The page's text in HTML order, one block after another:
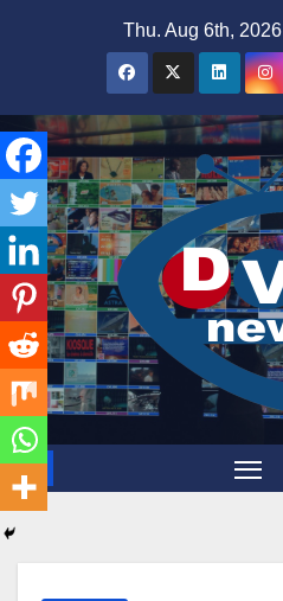
Thu. Aug 6th, 2026